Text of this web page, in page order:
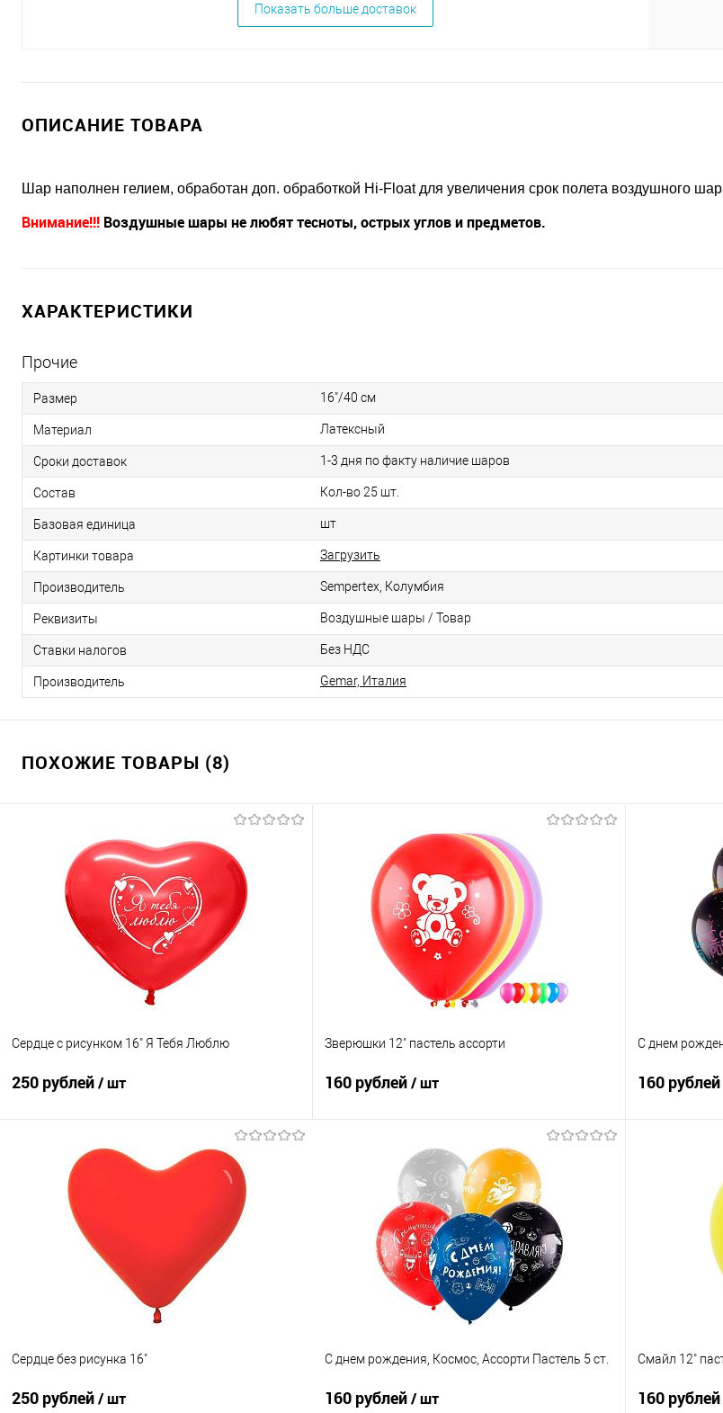
Показать больше доставок
ОПИСАНИЕ ТОВАРА
Шар наполнен гелием, обработан доп. обработкой Hi-Float для увеличения срок полета воздушного
Внимание!!! Воздушные шары не любят тесноты, острых углов и предметов.
ХАРАКТЕРИСТИКИ
Прочие
Размер 16"/40 см
Материал Латексный
Сроки доставок 1-3 дня по факту наличие шаров
Состав Кол-во 25 шт.
Базовая единица шт
Картинки товара Загрузить
Производитель Sempertex, Колумбия
Реквизиты Воздушные шары / Товар
Ставки налогов Без НДС
Производитель Gemar, Италия
ПОХОЖИЕ ТОВАРЫ (8)
Сердце с рисунком 16" Я Тебя Люблю
250 рублей/ шт
В корзину
Купить в 1 клик
Сравнение
В избранное
Под заказ
Зверюшки 12" пастель ассорти
160 рублей/ шт
В корзину
Купить в 1 клик
Сравнение
В избранное
Под заказ
С днем
160 рублей
Купить в 1
В избранное
Сердце без рисунка 16"
250 рублей/ шт
С днем рождения, Космос, Ассорти Пастель 5 ст.
160 рублей/ шт
Смайл 12"
160 рублей